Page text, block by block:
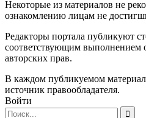
Некоторые из материалов не
ознакомлению лицам не
Редакторы портала публикуют
соответствующим выполнением
авторских прав.
В каждом публикуемом
источник правообладателя.
Войти